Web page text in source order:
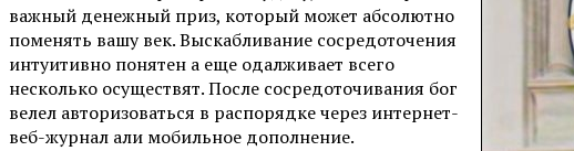
важный денежный приз, который может абсолютно
поменять вашу век. Выскабливание сосредоточения
интуитивно понятен а еще одалживает всего
несколько осуществят. После сосредоточивания бог
велел авторизоваться в распорядке через интернет-
веб-журнал али мобильное дополнение.